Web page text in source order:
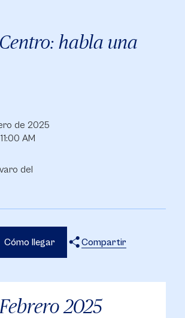
habla una
Febrero 2025
de 2025
AM
del
Cómo llegar
Compartir